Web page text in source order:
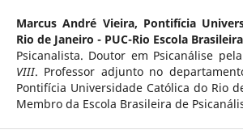
Marcus André Vieira, Pontifícia
Rio de Janeiro - PUC-Rio Escola
Psicanalista. Doutor em Psicanálise pela
VIII. Professor adjunto no
Pontifícia Universidade Católica do Rio
Membro da Escola Brasileira de